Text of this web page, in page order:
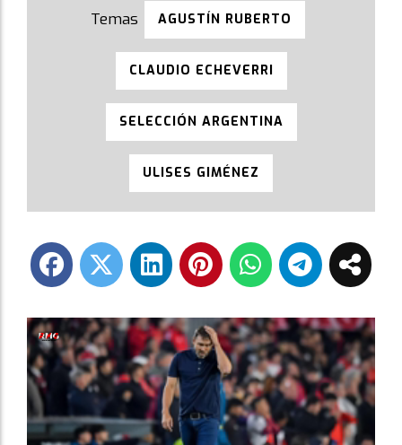
AGUSTÍN RUBERTO
CLAUDIO ECHEVERRI
SELECCIÓN ARGENTINA
ULISES GIMÉNEZ